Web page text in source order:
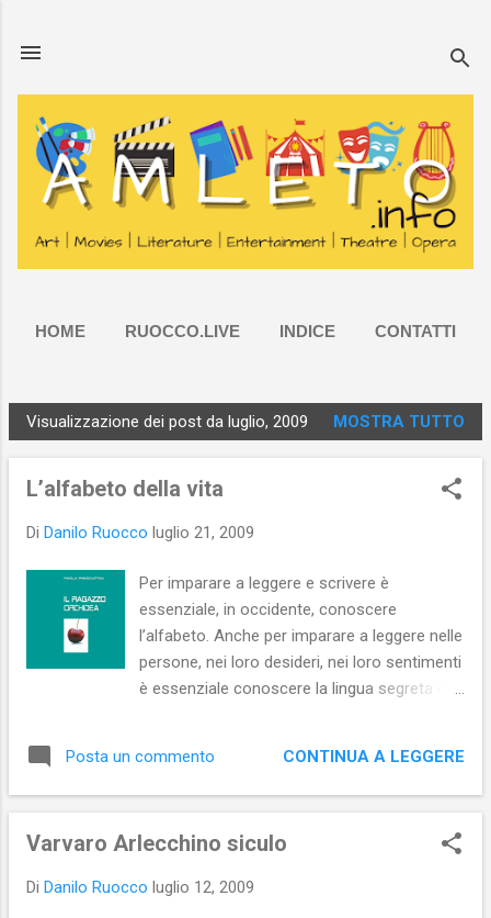
HOME RUOCCO.LIVE INDICE CONTATTI
P
o
Visualizzazione dei post da luglio, 2009 MOSTRA TUTTO
L’alfabeto della vita
Di Danilo Ruocco luglio 21, 2009
Per imparare a leggere e scrivere è
essenziale, in occidente, conoscere
l’alfabeto. Anche per imparare a leggere nelle
persone, nei loro desideri, nei loro sentimenti
è essenziale conoscere la lingua segreta di
romanzo snodando la storia sul ritmo lento
(e al contempo veloce) dell’alfabeto: 26
protagonisti della vicenda possano leggere
nella propria. Due protagonisti singolari,
Posta un commento CONTINUA A LEGGERE
Varvaro Arlecchino siculo
Di Danilo Ruocco luglio 12, 2009